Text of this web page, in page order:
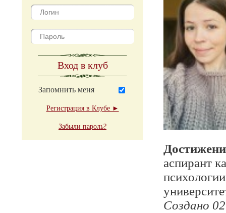
Вход в клуб
Запомнить меня
Регистрация в Клубе ►
Забыли пароль?
аспирант
Создано